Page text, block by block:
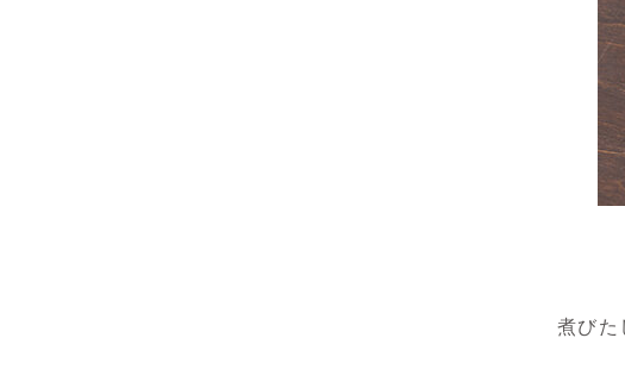
煮びた